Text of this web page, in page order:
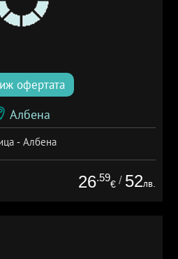
офертата
Албена
- Албена
26.59
€ / 52лв.